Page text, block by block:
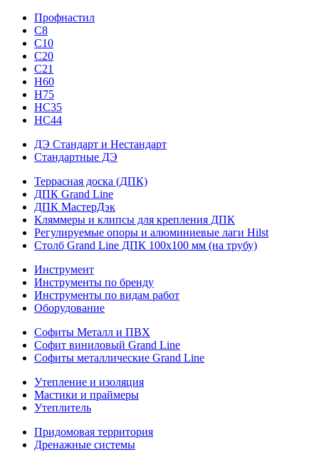
Профнастил
С8
С10
С20
С21
H60
H75
HС35
НС44
ДЭ Стандарт и Нестандарт
Стандартные ДЭ
Террасная доска (ДПК)
ДПК Grand Line
ДПК МастерДэк
Кляммеры и клипсы для крепления ДПК
Регулируемые опоры и алюминиевые лаги Hilst
Столб Grand Line ДПК 100х100 мм (на трубу)
Инструмент
Инструменты по бренду
Инструменты по видам работ
Оборудование
Софиты Металл и ПВХ
Софит виниловый Grand Line
Софиты металлические Grand Line
Утепление и изоляция
Мастики и праймеры
Утеплитель
Придомовая территория
Дренажные системы